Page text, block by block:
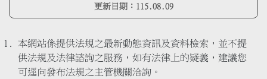
更新日期： 115.08.09
本網站係提供法規之最新動態資訊及資料檢索，並不提
供法規及法律諮詢之服務，如有法律上的疑義，建議您
可逕向發布法規之主管機關洽詢。